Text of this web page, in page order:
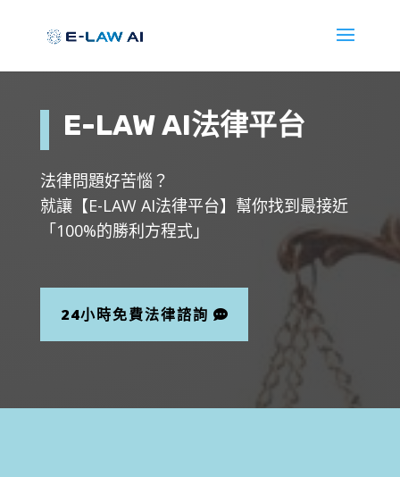
E-LAW AI法律平台
法律問題好苦惱？
就讓【E-LAW AI法律平台】幫你找到最接近
「100%的勝利方程式」
24小時免費法律諮詢